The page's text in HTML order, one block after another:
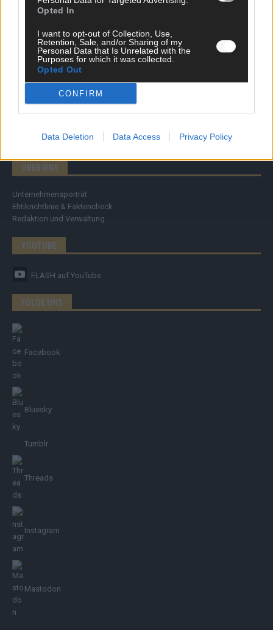
Opted In
I want to opt-out of Collection, Use,
Retention, Sale, and/or Sharing of my
Personal Data that Is Unrelated with the
Purposes for which it was collected.
Opted Out
CONFIRM
Data Deletion Data Access Privacy Policy
Meinung
Eurovision
FLASH – DAS VIDEOPORTAL
ÜBER UNS
Unternehmensporträt
Ehtikrichtlinie & Faktencheck
Redaktion und Verwaltung
YOUTUBE
FLASH auf YouTube
FOLGE UNS
Facebook
Bluesky
Tumblr
Threads
Instagram
Mastodon